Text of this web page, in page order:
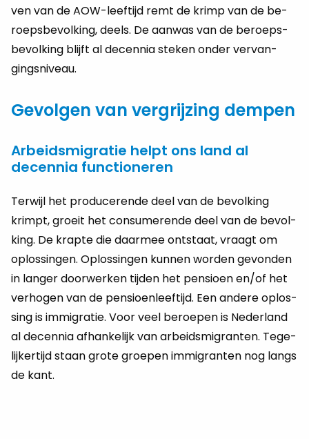
ven van de AOW-leef­tijd remt de krimp van de be­
roeps­be­vol­king, deels. De aan­was van de be­roeps­
be­vol­king blijft al de­cen­nia ste­ken onder ver­van­
gings­ni­veau.
Gevolgen van vergrijzing dempen
Arbeidsmigratie helpt ons land al
decennia functioneren
Ter­wijl het pro­du­ce­ren­de deel van de be­vol­king
krimpt, groeit het con­su­me­ren­de deel van de be­vol­
king. De krap­te die daar­mee ont­staat, vraagt om
op­los­sin­gen. Op­los­sin­gen kun­nen wor­den ge­von­den
in lan­ger door­wer­ken tij­den het pen­si­oen en/of het
ver­ho­gen van de pen­si­oen­leef­tijd. Een an­de­re op­los­
sing is im­mi­gra­tie. Voor veel be­roe­pen is Ne­der­land
al de­cen­nia af­han­ke­lijk van ar­beids­mi­gran­ten. Te­ge­
lij­ker­tijd staan grote groe­pen im­mi­gran­ten nog langs
de kant.